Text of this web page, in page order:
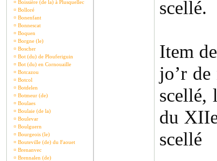
¤ Boissière (de la) à Plusquellec
¤ Bolloré
¤ Bonenfant
¤ Bonnescat
¤ Boquen
¤ Borgne (le)
¤ Boscher
¤ Bot (du) de Plouferiguin
¤ Bot (du) en Cornouaille
¤ Botcazou
¤ Botcol
¤ Botdelen
¤ Botmeur (de)
¤ Boulaes
¤ Boulaie (de la)
¤ Boulevar
¤ Boulguern
¤ Bourgeois (le)
¤ Bouteville (de) du Faouet
¤ Brenanvec
¤ Brennalen (de)
scellé.
Item
jo’r
scellé,
du
scellé